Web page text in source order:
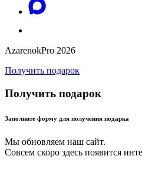
AzarenokPro 2026
Получить подарок
Получить подарок
Заполните форму для получения подарка
Мы обновляем наш сайт.
Совсем скоро здесь появится